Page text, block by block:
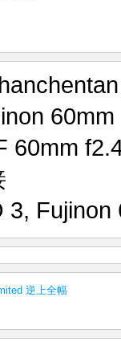
60mm
3, Fujinon
逆上全幅